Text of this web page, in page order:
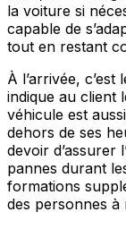
la voiture si
capable de
tout en restant
À l’arrivée,
indique au client
véhicule est
dehors de ses
devoir d’assurer
pannes durant
formations
des personnes à